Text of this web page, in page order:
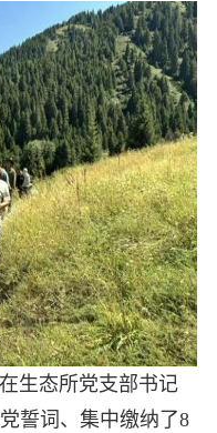
生态所党支部书记
誓词、集中缴纳了8